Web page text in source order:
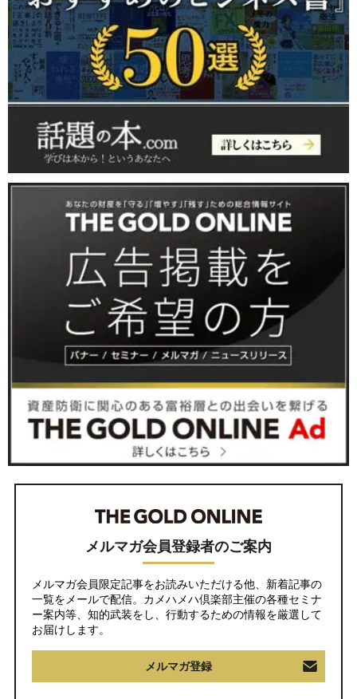
メルマガ会員登録者のご案内
メルマガ会員限定記事をお読みいただける他、新着記事の
一覧をメールで配信。カメハメハ倶楽部主催の各種セミナ
ー案内等、知的武装をし、行動するための情報を厳選して
お届けします。
メルマガ登録